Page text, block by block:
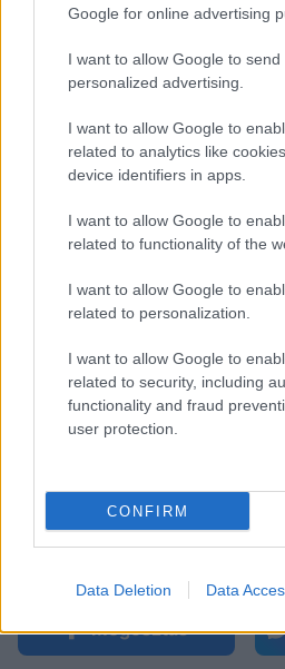
Google for online advertising
I want to allow Google to send
personalized advertising.
I want to allow Google to
related to analytics like
device identifiers in apps.
I want to allow Google to
related to functionality of the
I want to allow Google to
related to personalization.
I want to allow Google to
related to security, including
functionality and fraud
user protection.
CONFIRM
Data Deletion Data
Megosztás